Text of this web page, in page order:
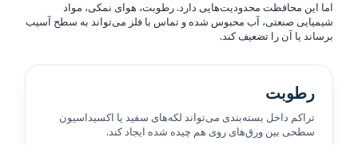
اما این محافظت محدودیت‌هایی دارد. رطوبت، هوای نمکی، مواد
شیمیایی صنعتی، آب محبوس شده و تماس با فلز می‌تواند به سطح آسیب
برساند یا آن را تضعیف کند.
رطوبت
تراکم داخل بسته‌بندی می‌تواند لکه‌های سفید یا اکسیداسیون
سطحی بین ورق‌های روی هم چیده شده ایجاد کند.